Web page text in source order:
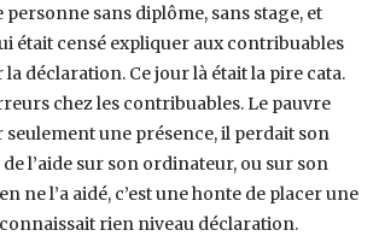
personne sans diplôme, sans stage, et
était censé expliquer aux contribuables
déclaration. Ce jour là était la pire cata.
chez les contribuables. Le pauvre
seulement une présence, il perdait son
l’aide sur son ordinateur, ou sur son
ne l’a aidé, c’est une honte de placer une
rien niveau déclaration.